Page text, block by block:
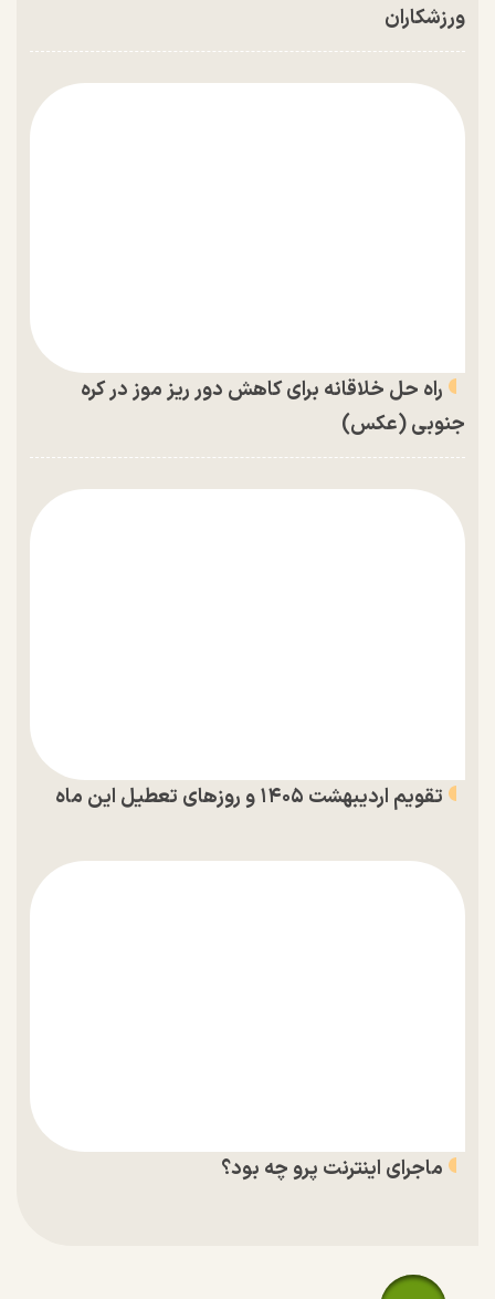
ورزشکاران
راه حل خلاقانه برای کاهش دور ریز موز در کره
جنوبی (عکس)
تقویم اردیبهشت ۱۴۰۵ و روز‌های تعطیل این ماه
ماجرای اینترنت پرو چه بود؟